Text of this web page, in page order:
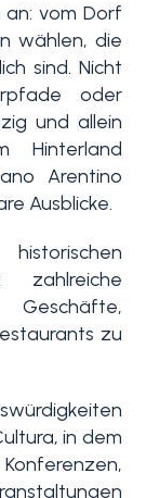
an: vom Dorf
wählen, die
sind. Nicht
oder
und allein
Hinterland
Arentino
Ausblicke.
zu
in dem